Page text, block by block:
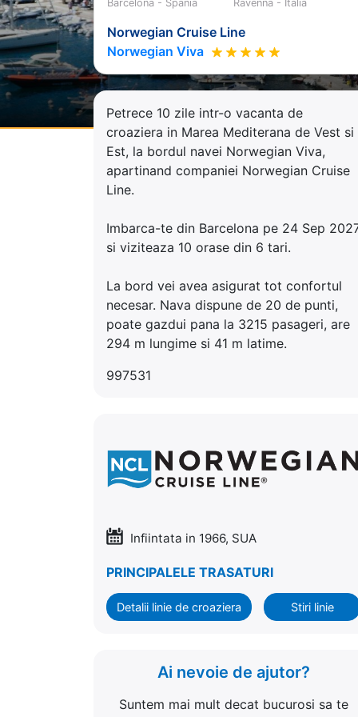
Barcelona - Spania Ravenna - Italia
Norwegian Cruise Line
Norwegian Viva
Petrece 10 zile intr-o vacanta de
croaziera in Marea Mediterana de Vest si
Est, la bordul navei Norwegian Viva,
apartinand companiei Norwegian Cruise
Line.
Imbarca-te din Barcelona pe 24 Sep
si viziteaza 10 orase din 6 tari.
La bord vei avea asigurat tot confortul
necesar. Nava dispune de 20 de punti,
poate gazdui pana la 3215 pasageri, are
294 m lungime si 41 m latime.
997531
Infiintata in 1966, SUA
PRINCIPALELE TRASATURI
Detalii linie de croaziera Stiri linie
Ai nevoie de ajutor?
Suntem mai mult decat bucurosi sa te